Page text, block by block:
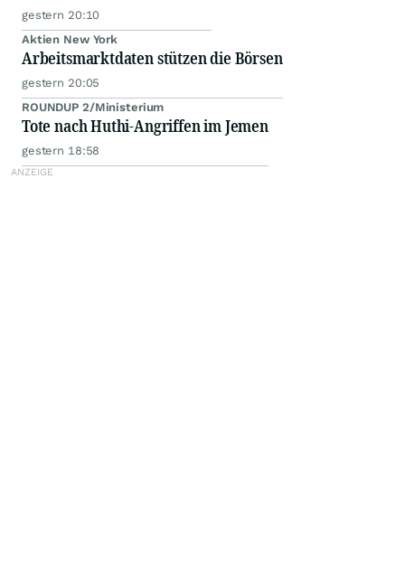
gestern 20:10
Aktien New York
Arbeitsmarktdaten stützen die Börsen
gestern 20:05
ROUNDUP 2/Ministerium
Tote nach Huthi-Angriffen im Jemen
gestern 18:58